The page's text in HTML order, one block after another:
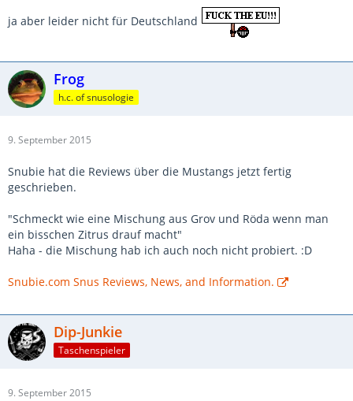
ja aber leider nicht für Deutschland
Frog
h.c. of snusologie
9. September 2015
Snubie hat die Reviews über die Mustangs jetzt fertig
geschrieben.
"Schmeckt wie eine Mischung aus Grov und Röda wenn man
ein bisschen Zitrus drauf macht"
Haha - die Mischung hab ich auch noch nicht probiert. :D
Snubie.com Snus Reviews, News, and Information.
Dip-Junkie
Taschenspieler
9. September 2015